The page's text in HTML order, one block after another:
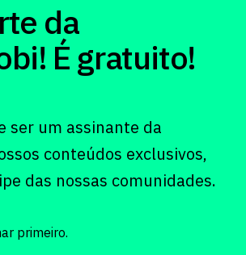
da
É gratuito!
ser um assinante da
conteúdos exclusivos,
das nossas comunidades.
primeiro.